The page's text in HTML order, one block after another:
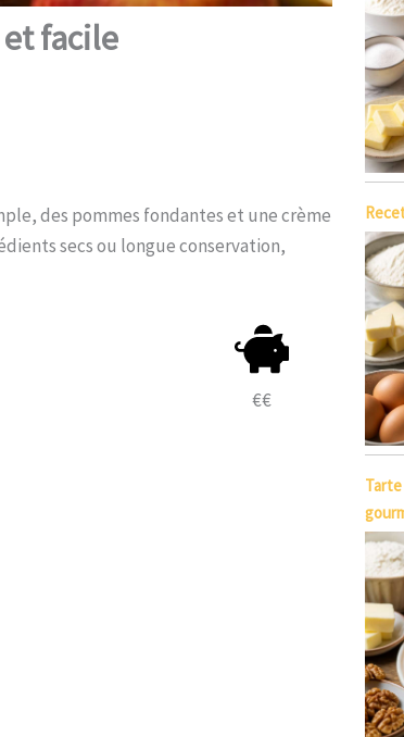
facile
des pommes fondantes et une crème
secs ou longue conservation,
€€